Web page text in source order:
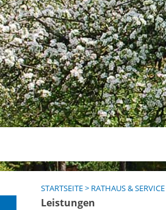
STARTSEITE> RATHAUS & SERVICE
Leistungen